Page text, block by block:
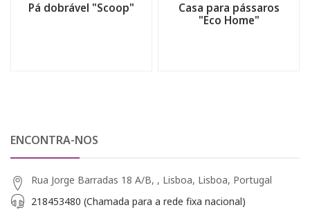
Pá dobrável "Scoop"
Casa para pássaros
"Eco Home"
ENCONTRA-NOS
Rua Jorge Barradas 18 A/B, , Lisboa, Lisboa, Portugal
218453480 (Chamada para a rede fixa nacional)